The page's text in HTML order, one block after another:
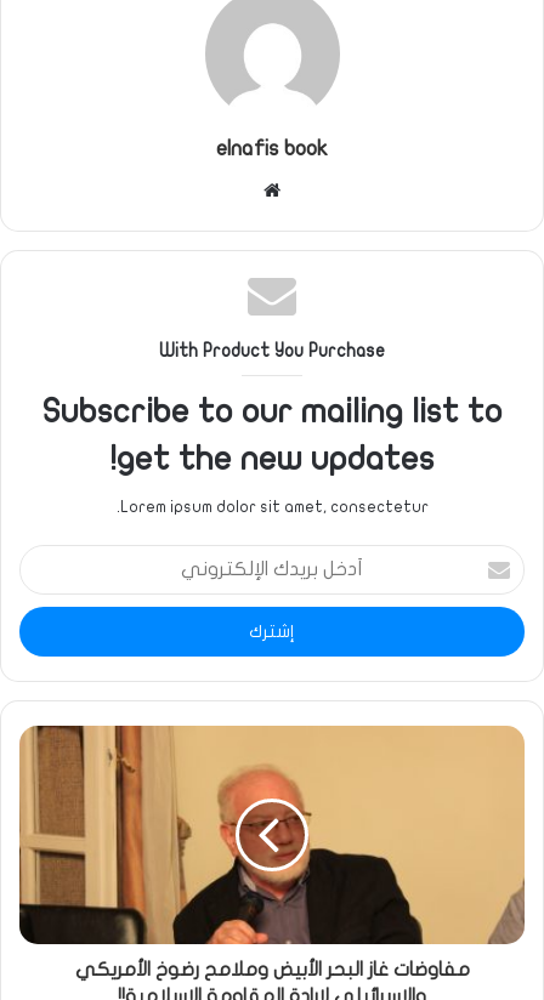
elnafis book
With Product You Purchase
Subscribe to our mailing list to
get the new updates!
Lorem ipsum dolor sit amet, consectetur.
أدخل
بريدك
الإلكتروني
مفاوضات غاز البحر الأبيض وملامح رضوخ الأمريكي